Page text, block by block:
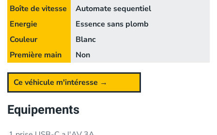
Boîte de vitesse
Automate sequentiel
Energie
Essence sans plomb
Couleur
Blanc
Première main
Non
Ce véhicule m'intéresse →
Equipements